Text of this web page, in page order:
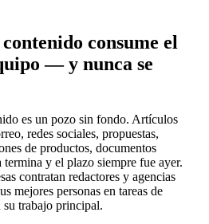
consume el
— y nunca se
es un pozo sin fondo. Artículos
redes sociales, propuestas,
de productos, documentos
y el plazo siempre fue ayer.
contratan redactores y agencias
mejores personas en tareas de
su trabajo principal.